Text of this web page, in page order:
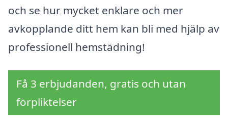
och se hur mycket enklare och mer
avkopplande ditt hem kan bli med hjälp av
professionell hemstädning!
Få 3 erbjudanden, gratis och utan
förpliktelser